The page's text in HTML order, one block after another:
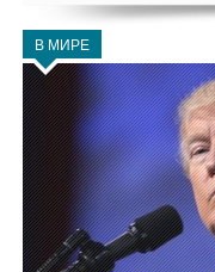
В МИРЕ